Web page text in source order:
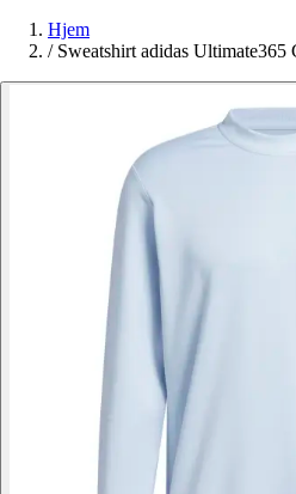
Hjem
/ Sweatshirt adidas Ultimate365